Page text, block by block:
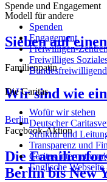
Modell für andere
Sieben auf
Familienpatin
Wir sind wie
Berlin
Facebook-Aktion
Die
Berlin bis New
Spende und Engagement
Spenden
Engagement
Freiwilligen-
Freiwilliges
Die Caritas
Wofür wir stehen
Deutscher
Struktur und
Transparenz und
Caritas international
Englische Webseite